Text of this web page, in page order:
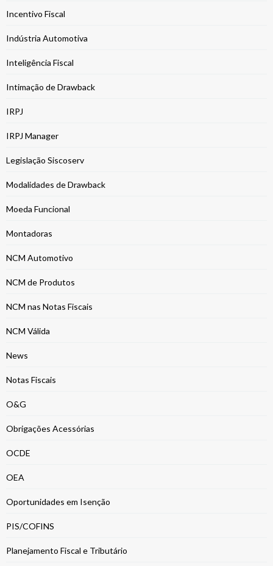
Incentivo Fiscal
Indústria Automotiva
Inteligência Fiscal
Intimação de Drawback
IRPJ
IRPJ Manager
Legislação Siscoserv
Modalidades de Drawback
Moeda Funcional
Montadoras
NCM Automotivo
NCM de Produtos
NCM nas Notas Fiscais
NCM Válida
News
Notas Fiscais
O&G
Obrigações Acessórias
OCDE
OEA
Oportunidades em Isenção
PIS/COFINS
Planejamento Fiscal e Tributário